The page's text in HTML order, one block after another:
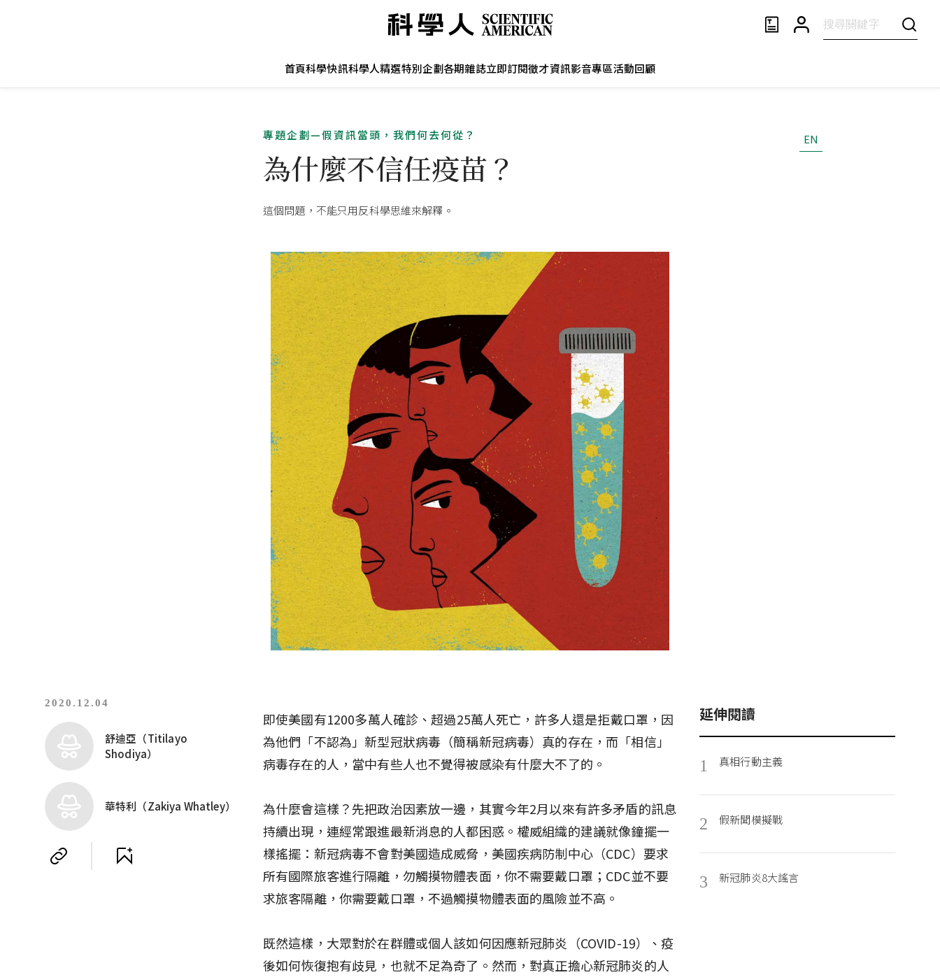
首頁科學快訊科學人精選特別企劃各期雜誌立即訂閱徵才資訊影音專區活動回顧
專題企劃—假資訊當頭，我們何去何從？
為什麼不信任疫苗？
這個問題，不能只用反科學思維來解釋。
EN
2020.12.04
舒迪亞（Titilayo
Shodiya）
華特利（Zakiya Whatley）
即使美國有1200多萬人確診、超過25萬人死亡，許多人還是拒戴口罩，因
為他們「不認為」新型冠狀病毒（簡稱新冠病毒）真的存在，而「相信」
病毒存在的人，當中有些人也不覺得被感染有什麼大不了的。
為什麼會這樣？先把政治因素放一邊，其實今年2月以來有許多矛盾的訊息
持續出現，連經常跟進最新消息的人都困惑。權威組織的建議就像鐘擺一
樣搖擺：新冠病毒不會對美國造成威脅，美國疾病防制中心（CDC）要求
所有國際旅客進行隔離，勿觸摸物體表面，你不需要戴口罩；CDC並不要
求旅客隔離，你需要戴口罩，不過觸摸物體表面的風險並不高。
既然這樣，大眾對於在群體或個人該如何因應新冠肺炎（COVID-19）、疫
後如何恢復抱有歧見，也就不足為奇了。然而，對真正擔心新冠肺炎的人
延伸閱讀
1 真相行動主義
2 假新聞模擬戰
3 新冠肺炎8大謠言